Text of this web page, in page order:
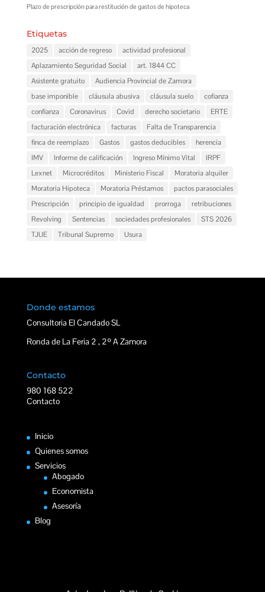
Plazo de prescripción para restitución de gastos de hipoteca
Etiquetas
2025 acción de regreso
actividad profesional
Aplazamiento Seguridad Social
art. 1844 CC
Asistente gratuito
Audiencia Provincial de Zamora
base imponible
cláusula abusiva cláusula suelo
cofianza
confianza
Coronavirus Covid derecho societario
ERTE
facturación electrónica
facturas
Falta de Transparencia
finca de reemplazo
Gastos gastos deducibles
herencia
IMV
Informe de calificación Ingreso Mínimo Vital
IRPF
Lexnet
Microcréditos Ministerio Fiscal
Moratoria alquiler
Moratoria Hipoteca
Moratoria Préstamos
pactos parasociales
Prescripción
principio de igualdad prorroga
retribuciones
Revolving
Sentencias sociedades profesionales
STS 2026
TJUE
Tribunal Supremo Usura
Donde estamos
Consultoria El Candado SL
Ronda de La Feria 2 , 2º A Zamora
Contacto
980 168 522
Contacto
Inicio
Quienes somos
Servicios
Abogado
Economista
Asesoría
Blog